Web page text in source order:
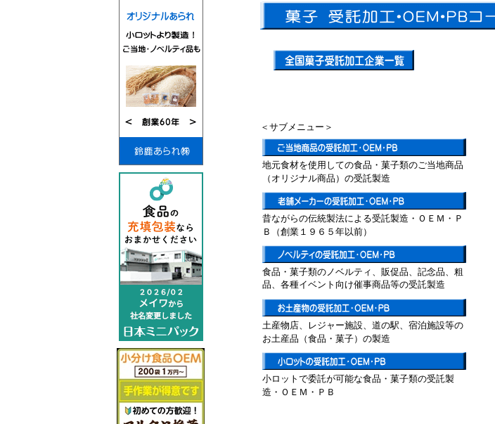
＜サブメニュー＞
地元食材を使用しての食品・菓子類のご当地商品
（オリジナル商品）の受託製造
昔ながらの伝統製法による受託製造・ＯＥＭ・Ｐ
Ｂ（創業１９６５年以前）
食品・菓子類のノベルティ、販促品、記念品、粗
品、各種イベント向け催事商品等の受託製造
土産物店、レジャー施設、道の駅、宿泊施設等の
お土産品（食品・菓子）の製造
小ロットで委託が可能な食品・菓子類の受託製
造・ＯＥＭ・ＰＢ